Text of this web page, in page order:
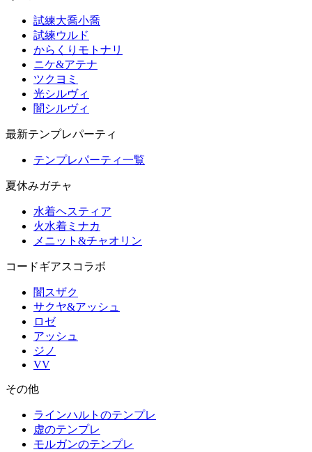
試練大喬小喬
試練ウルド
からくりモトナリ
ニケ&アテナ
ツクヨミ
光シルヴィ
闇シルヴィ
最新テンプレパーティ
テンプレパーティ一覧
夏休みガチャ
水着ヘスティア
火水着ミナカ
メニット&チャオリン
コードギアスコラボ
闇スザク
サクヤ&アッシュ
ロゼ
アッシュ
ジノ
VV
その他
ラインハルトのテンプレ
虚のテンプレ
モルガンのテンプレ